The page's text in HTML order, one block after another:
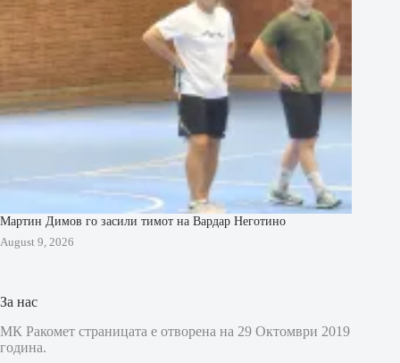
Мартин Димов го засили тимот на Вардар Неготино
August 9, 2026
За нас
МК Ракомет страницата е отворена на 29 Октомври 2019
година.